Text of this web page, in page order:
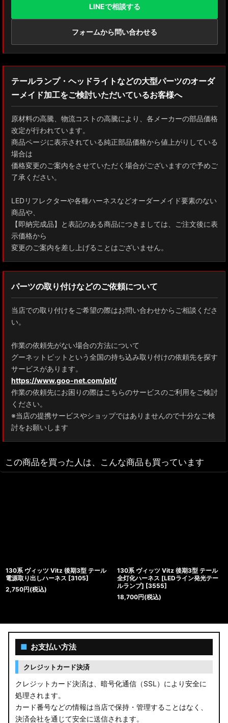
LINEで相談する
フォームから問い合わせる
テールランプ・ヘッドライトなどの大型パーツのオーダ
ーメイド加工をご検討いただいているお客様へ
原材料の高騰、物流コストの高騰により、各メーカーの部品価格
改定が行われています。
商品ページに表示されている純正部品価格から値上がりしている
場合は
価格変更のご案内をさせていただく場合がございますので予めご
了承ください。
LEDリフレクターや各種ハーネスなどオーダーメイド要素のない
商品や、
【即納完成品】と表記のある商品につきましては、ご注文後に表
示価格から
変更のご案内を差し上げることはございません。
パーツの取り付けなどのご依頼について
当店での取り付けをご希望の際はお問い合わせからご相談くださ
い。
作業の依頼先がない場合の方法について
グーネットピットという全国の持ち込み取り付けの依頼先を探す
サービスがあります。
https://www.goo-net.com/pit/
作業の依頼先にお困りの際はこちらのサービスのご利用をご検討
ください。
※当店の提携サービスやショップではありませんので十分なご検
討をお願いします
この商品を買った人は、こんな商品も買っています
130系 ヴィッツ Vitz 後期3型 テール
電源取り出しハーネス [3105]
2,750円(税込)
130系 ヴィッツ Vitz 後期3型 テール
全灯化ハーネス [LEDライン発光テー
ルランプ] [3555]
18,700円(税込)
■ お支払い方法
クレジットカード決済
クレジットカード決済は、暗号化通信（SSL）により安全に
処理されます。
カード番号などの情報は当店で保持・管理することはなく、
決済会社を通じて安全に送信されます。